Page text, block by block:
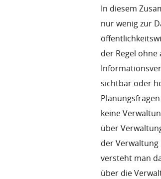
In diesem
nur wenig zur
der Regel
sichtbar oder
keine
über
der
versteht man
über die